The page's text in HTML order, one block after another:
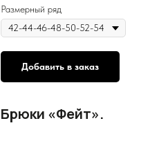
Размерный ряд
Добавить в заказ
Брюки «Фейт».